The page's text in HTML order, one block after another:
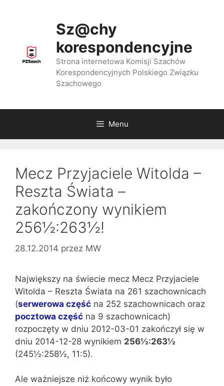
Sz@chy
korespondencyjne
Strona internetowa Komisji Szachów
Korespondencyjnych Polskiego Związku
Szachowego
Menu
Mecz Przyjaciele Witolda –
Reszta Świata –
zakończony wynikiem
256½:263½!
28.12.2014 przez MW
Największy na świecie mecz Mecz Przyjaciele
Witolda – Reszta Świata na 261 szachownicach
(serwerowa część na 252 szachownicach oraz
pocztowa część na 9 szachownicach)
rozpoczęty w dniu 2012-03-01 zakończył się w
dniu 2014-12-28 wynikiem 256½:263½
(245½:258½, 11:5).
Ale ważniejsze niż końcowy wynik było